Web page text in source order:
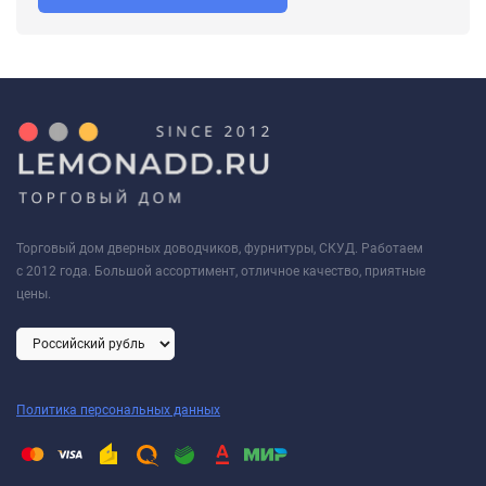
на раз два три:
Ожидайте звонка менеджера для подтверждения заказа
юридическое лицо, пришлите запрос и реквизиты на нашу
электронную почтуinfo@lemonadd.ru
получения информации по оптовым цен и минимальной
оптовой партии на петли dormakaba по телефону
, наши менеджеры с удовольствием ответят на
Торговый дом дверных доводчиков, фурнитуры, СКУД. Работаем
с 2012 года. Большой ассортимент, отличное качество, приятные
цены.
Политика персональных данных